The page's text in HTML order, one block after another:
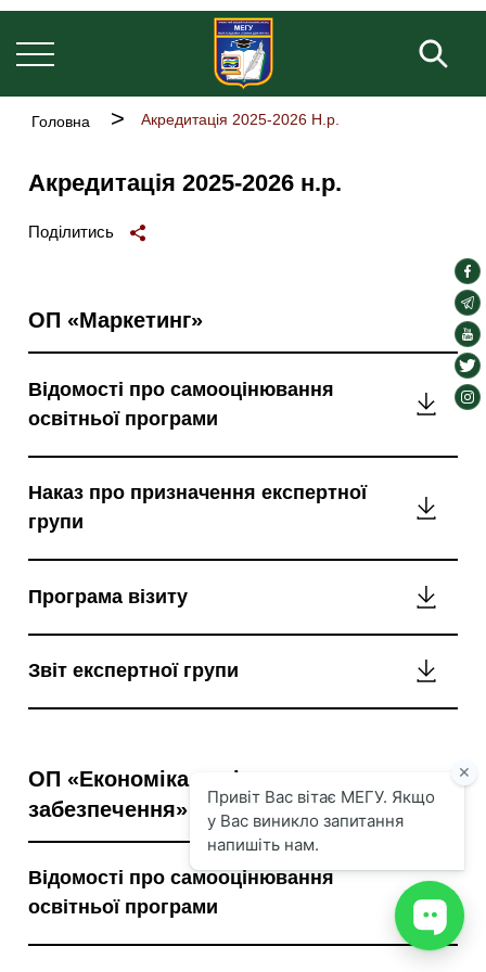
Перейти
до
основного
вмісту
Основна
Рядок
Головна Акредитація 2025-2026 Н.р.
Акредитація 2025-2026 н.р.
Поділитись
ОП «Маркетинг»
Відомості про самооцінювання
освітньої програми
Наказ про призначення експертної
групи
Наказ
Програма візиту
візиту
Звіт експертної групи
Звіт
ОП «Економіка соціального
забезпечення»
Відомості про самооцінювання
освітньої програми
про